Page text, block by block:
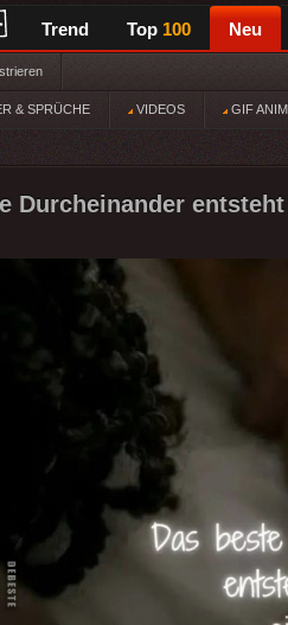
Trend Top 100 Neu
& SPRÜCHE VIDEOS GIF
Durcheinander